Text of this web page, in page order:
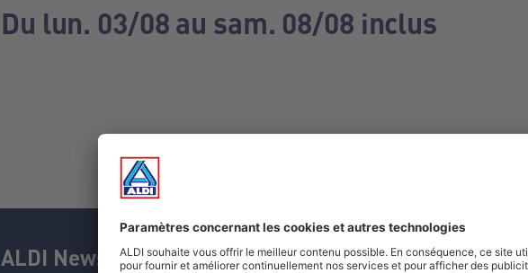
Du lun. 03/08 au sam. 08/08 inclus
ALDI Newsletter